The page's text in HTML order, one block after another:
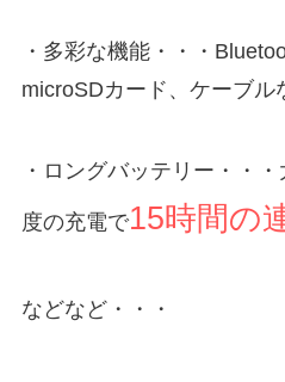
・多彩な機能・・・
microSDカード、ケーブル
・ロングバッテリー・・
度の充電で15時間の
などなど・・・